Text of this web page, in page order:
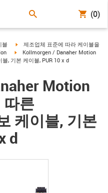
(0)
right
블 igus-icon-arrow-right
제조업체 표준에 따라 케이블을
igus-icon-arrow-right
Kollmorgen / Danaher Motion
, 기본 케이블, PUR 10 x d
Motion
른
케이블, 기본
d